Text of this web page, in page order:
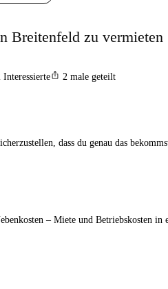
Breitenfeld zu vermieten
Interessierteios_share 2 male geteilt
dass du genau das
– Miete und Betriebskosten in